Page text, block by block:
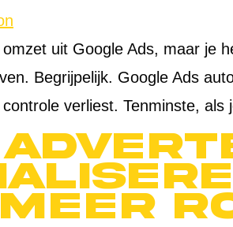
uit Google Ads, maar je
Begrijpelijk. Google Ads
verliest. Tenminste,